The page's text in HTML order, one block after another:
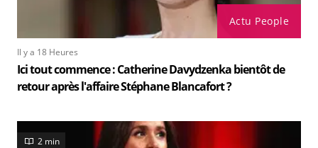
Actu People
Il y a 18 Heures
Ici tout commence : Catherine Davydzenka bientôt de
retour après l'affaire Stéphane Blancafort ?
2 min